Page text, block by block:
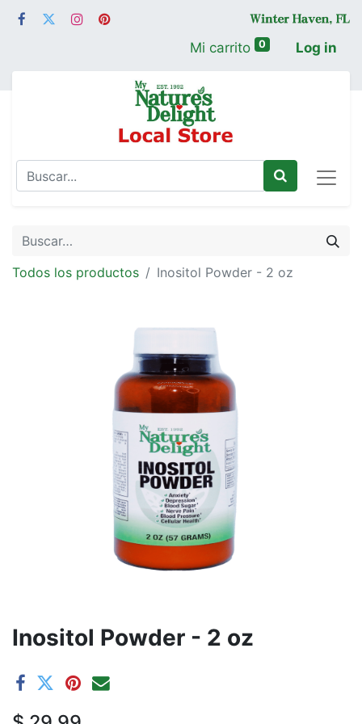
Mi carrito 0 Log in
Todos los productos Inositol Powder - 2 oz
Inositol Powder - 2 oz